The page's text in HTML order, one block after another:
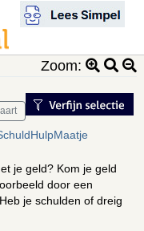
Zoom:
je geld? Kom je geld
door een
je schulden of dreig